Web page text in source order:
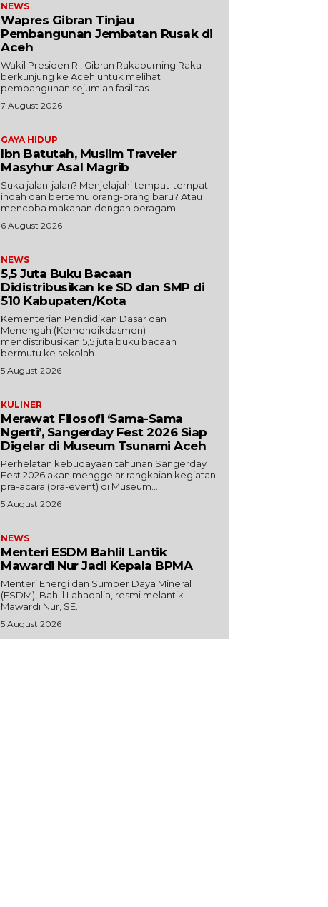
NEWS
Wapres Gibran Tinjau
Pembangunan Jembatan Rusak di
Aceh
Wakil Presiden RI, Gibran Rakabuming Raka
berkunjung ke Aceh untuk melihat
pembangunan sejumlah fasilitas...
7 August 2026
GAYA HIDUP
Ibn Batutah, Muslim Traveler
Masyhur Asal Magrib
Suka jalan-jalan? Menjelajahi tempat-tempat
indah dan bertemu orang-orang baru? Atau
mencoba makanan dengan beragam...
6 August 2026
NEWS
5,5 Juta Buku Bacaan
Didistribusikan ke SD dan SMP di
510 Kabupaten/Kota
Kementerian Pendidikan Dasar dan
Menengah (Kemendikdasmen)
mendistribusikan 5,5 juta buku bacaan
bermutu ke sekolah...
5 August 2026
KULINER
Merawat Filosofi ‘Sama-Sama
Ngerti’, Sangerday Fest 2026 Siap
Digelar di Museum Tsunami Aceh
Perhelatan kebudayaan tahunan Sangerday
Fest 2026 akan menggelar rangkaian kegiatan
pra-acara (pra-event) di Museum...
5 August 2026
NEWS
Menteri ESDM Bahlil Lantik
Mawardi Nur Jadi Kepala BPMA
Menteri Energi dan Sumber Daya Mineral
(ESDM), Bahlil Lahadalia, resmi melantik
Mawardi Nur, SE...
5 August 2026